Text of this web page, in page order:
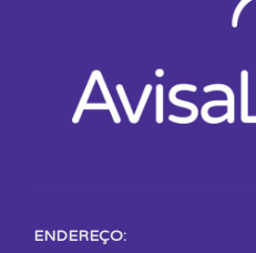
ENDEREÇO: